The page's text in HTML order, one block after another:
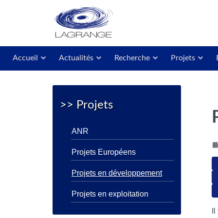
Accueil Actualités Recherche Projets
>> Projets
ANR
Projets Européens
Projets en développement
Projets en exploitation